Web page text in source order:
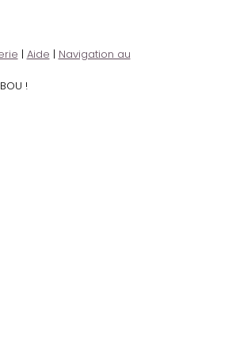
| Aide | Navigation au
!